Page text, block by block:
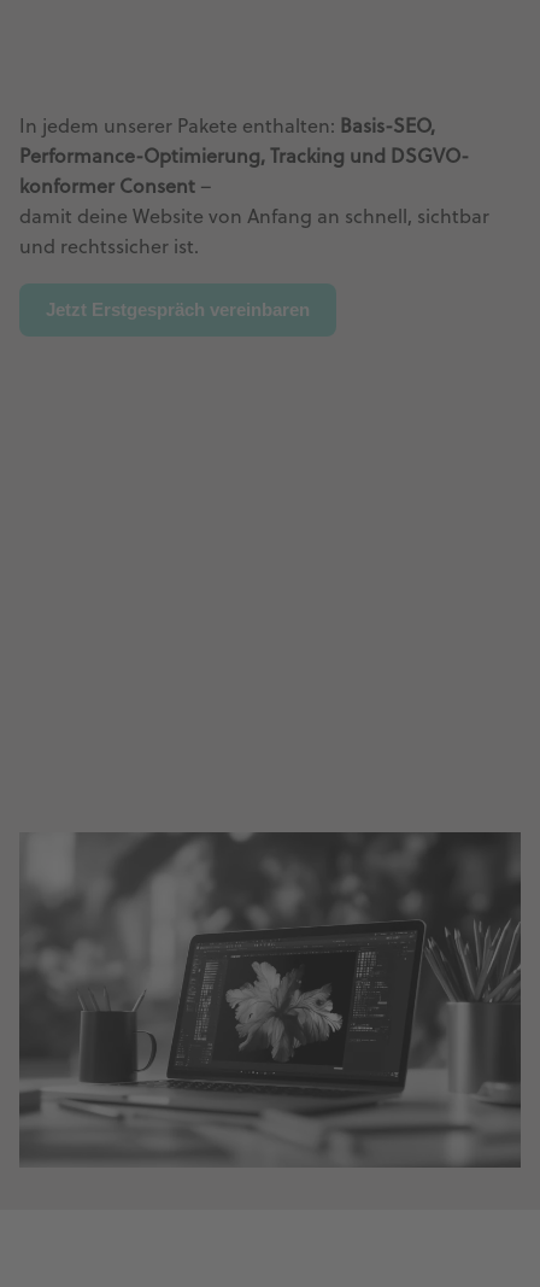
In jedem unserer Pakete enthalten: Basis-SEO,
Performance-Optimierung, Tracking und DSGVO-
konformer Consent –
damit deine Website von Anfang an schnell, sichtbar
und rechtssicher ist.
Jetzt Erstgespräch vereinbaren